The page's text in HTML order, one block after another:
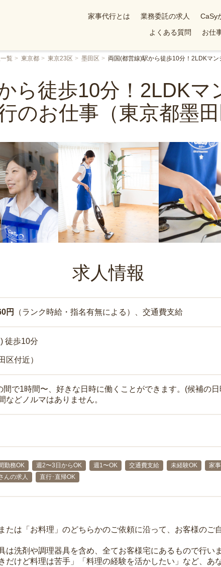
家事代行とは 業務委託の求人 CaSy
よくある質問
お仕
覧 東京都 東京23区 墨田区 両国(都営線)駅から徒歩10分！2LDKマン
ら徒歩10分！2LDKマ
のお仕事（東京都墨田
求人情報
円 （ランク時給・指名有無による）、交通費支給
徒歩10分
区付近）
間で1時間〜、好きな日時に働くことができます。(候補の
などノルマはありません。
勤務OK 週2〜3日からOK 週1〜OK 交通費支給 未経験OK 家
んの求人
直行･直帰OK
たは「お料理」のどちらかのご依頼に沿って、お客様のご
は洗剤や調理器具を含め、全てお客様宅にあるもので行いま
だけど料理は苦手」「料理の経験を活かしたい」など、あ